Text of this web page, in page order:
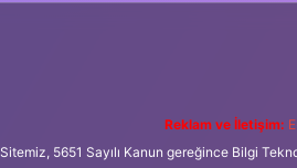
Reklam ve İletişim:
Sitemiz, 5651 Sayılı Kanun gereğince Bilgi